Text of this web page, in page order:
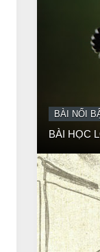
BÀI NỔI
BÀI HỌC